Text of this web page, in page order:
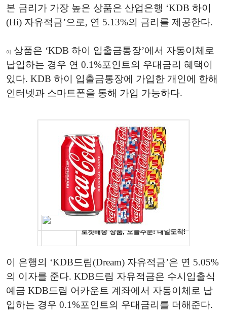
본 금리가 가장 높은 상품은 산업은행 ‘KDB 하이
(Hi) 자유적금’으로, 연 5.13%의 금리를 제공한다.
이
상품은 ‘KDB 하이 입출금통장’에서 자동이체로
납입하는 경우 연 0.1%포인트의 우대금리 혜택이
있다. KDB 하이 입출금통장에 가입한 개인에 한해
인터넷과 스마트폰을 통해 가입 가능하다.
이 은행의 ‘KDB드림(Dream) 자유적금’은 연 5.05%
의 이자를 준다. KDB드림 자유적금은 수시입출식
예금 KDB드림 어카운트 계좌에서 자동이체로 납
입하는 경우 0.1%포인트의 우대금리를 더해준다.